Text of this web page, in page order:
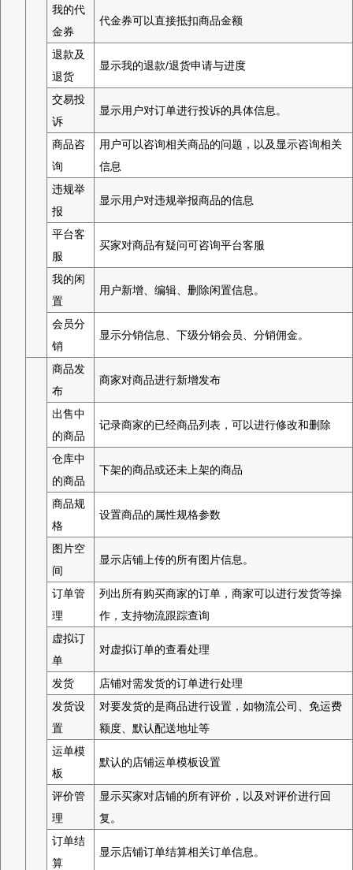
我的代
金券
代金券可以直接抵扣商品金额
退款及
退货
显示我的退款/退货申请与进度
交易投
诉
显示用户对订单进行投诉的具体信息。
商品咨
询
用户可以咨询相关商品的问题，以及显示咨询相关
信息
违规举
报
显示用户对违规举报商品的信息
平台客
服
买家对商品有疑问可咨询平台客服
我的闲
置
用户新增、编辑、删除闲置信息。
会员分
销
显示分销信息、下级分销会员、分销佣金。
商品发
布
商家对商品进行新增发布
出售中
的商品
记录商家的已经商品列表，可以进行修改和删除
仓库中
的商品
下架的商品或还未上架的商品
商品规
格
设置商品的属性规格参数
图片空
间
显示店铺上传的所有图片信息。
订单管
理
列出所有购买商家的订单，商家可以进行发货等操
作，支持物流跟踪查询
虚拟订
单
对虚拟订单的查看处理
发货
店铺对需发货的订单进行处理
发货设
置
对要发货的是商品进行设置，如物流公司、免运费
额度、默认配送地址等
运单模
板
默认的店铺运单模板设置
评价管
理
显示买家对店铺的所有评价，以及对评价进行回
复。
订单结
算
显示店铺订单结算相关订单信息。